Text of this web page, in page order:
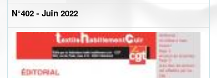
N°402 - Juin 2022